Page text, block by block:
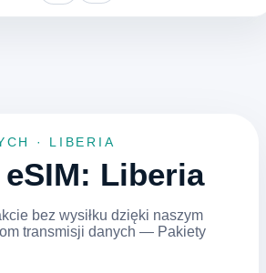
· LIBERIA
Liberia
bez wysiłku dzięki naszym
transmisji danych — Pakiety